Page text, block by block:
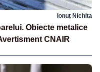
Ionuț Nichita
Obiecte metalice
CNAIR